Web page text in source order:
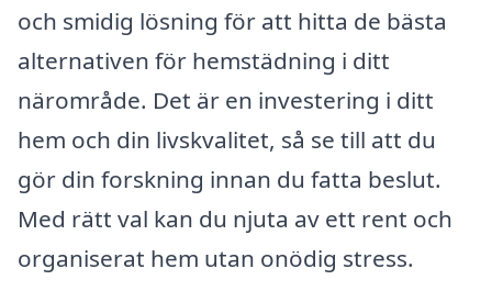
och smidig lösning för att hitta de bästa
alternativen för hemstädning i ditt
närområde. Det är en investering i ditt
hem och din livskvalitet, så se till att du
gör din forskning innan du fatta beslut.
Med rätt val kan du njuta av ett rent och
organiserat hem utan onödig stress.